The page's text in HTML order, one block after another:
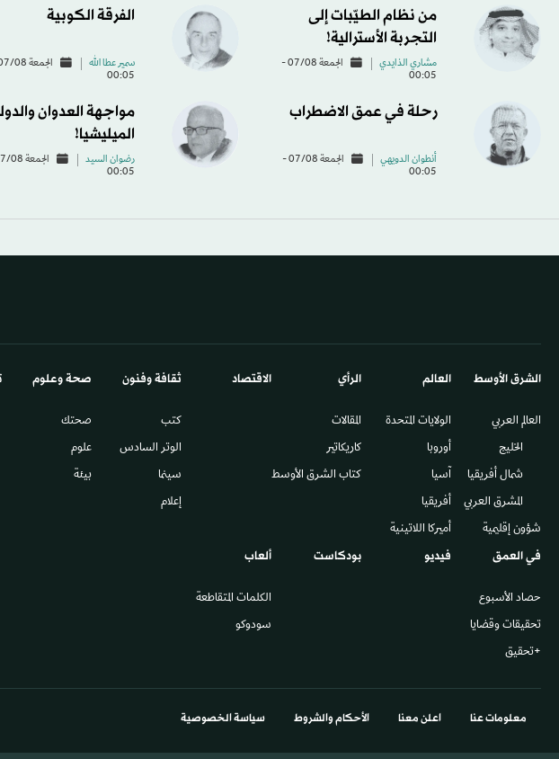
من نظام الطيّبات إلى
التجربة الأسترالية!
مشاري الذايدي
الجمعة 07/08 -
00:05
الفرقة الكوبية
سمير عطا الله
00:05
رحلة في عمق الاضطراب
أنطوان الدويهي
الجمعة 07/08 -
00:05
مواجهة العدوان
الميليشيا!
رضوان السيد
00:05
الشرق الأوسط​
العالم العربي
الخليج
شمال أفريقيا
المشرق العربي
شؤون إقليمية
العالم
الولايات المتحدة
أوروبا
آسيا
أفريقيا
أميركا اللاتينية
الرأي
المقالات
كاريكاتير
كتاب الشرق الأوسط
الاقتصاد ثقافة وفنون
كتب
الوتر السادس​
سينما
إعلام
صحة وعلوم
صحتك
علوم
بيئة
في العمق
حصاد الأسبوع
تحقيقات وقضايا
+تحقيق
فيديو بودكاست ألعاب
الكلمات المتقاطعة
سودوكو
معلومات عنا اعلن معنا الأحكام والشروط سياسة الخصوصية